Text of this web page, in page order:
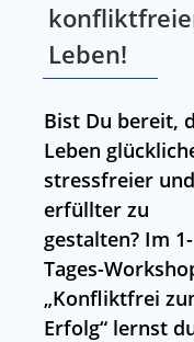
Leben!
Bist Du bereit,
Leben
stressfreier und
erfüllter zu
gestalten? Im 1-
Tages-
„Konfliktfrei
Erfolg“ lernst